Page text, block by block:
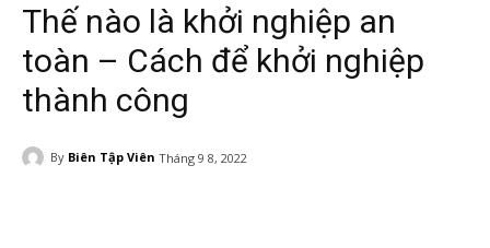
Thế nào là khởi nghiệp an
toàn – Cách để khởi nghiệp
thành công
By Biên Tập Viên Tháng 9 8, 2022